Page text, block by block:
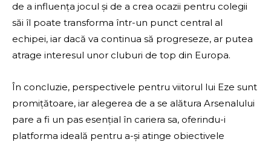
de a influența jocul și de a crea ocazii pentru colegii
săi îl poate transforma într-un punct central al
echipei, iar dacă va continua să progreseze, ar putea
atrage interesul unor cluburi de top din Europa.
În concluzie, perspectivele pentru viitorul lui Eze sunt
promițătoare, iar alegerea de a se alătura Arsenalului
pare a fi un pas esențial în cariera sa, oferindu-i
platforma ideală pentru a-și atinge obiectivele